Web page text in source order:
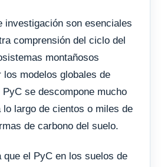
investigación son esenciales
comprensión del ciclo del
montañosos
modelos globales de
se descompone mucho
lo largo de cientos o miles de
de carbono del suelo.
que el PyC en los suelos de